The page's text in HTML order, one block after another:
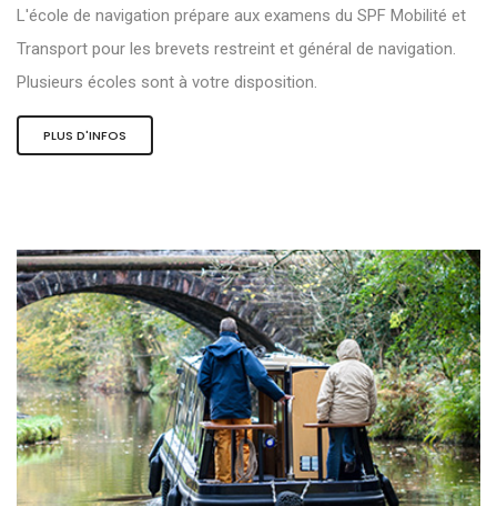
L'école de navigation prépare aux examens du SPF Mobilité et
Transport pour les brevets restreint et général de navigation.
Plusieurs écoles sont à votre disposition.
PLUS D'INFOS